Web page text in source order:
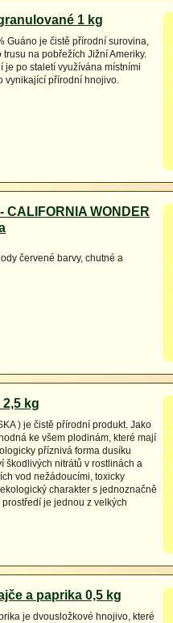
1 kg
Guáno je čistě přírodní surovina,
na pobřežích Jižní Ameriky.
je po staletí využívána místními
vynikající přírodní hnojivo.
CALIFORNIA WONDER
červené barvy, chutné a
kg
) je čistě přírodní produkt. Jako
ke všem plodinám, které mají
příznivá forma dusíku
škodlivých nitrátů v rostlinách a
vod nežádoucími, toxicky
charakter s jednoznačně
je jednou z velkých
a paprika 0,5 kg
je dvousložkové hnojivo, které